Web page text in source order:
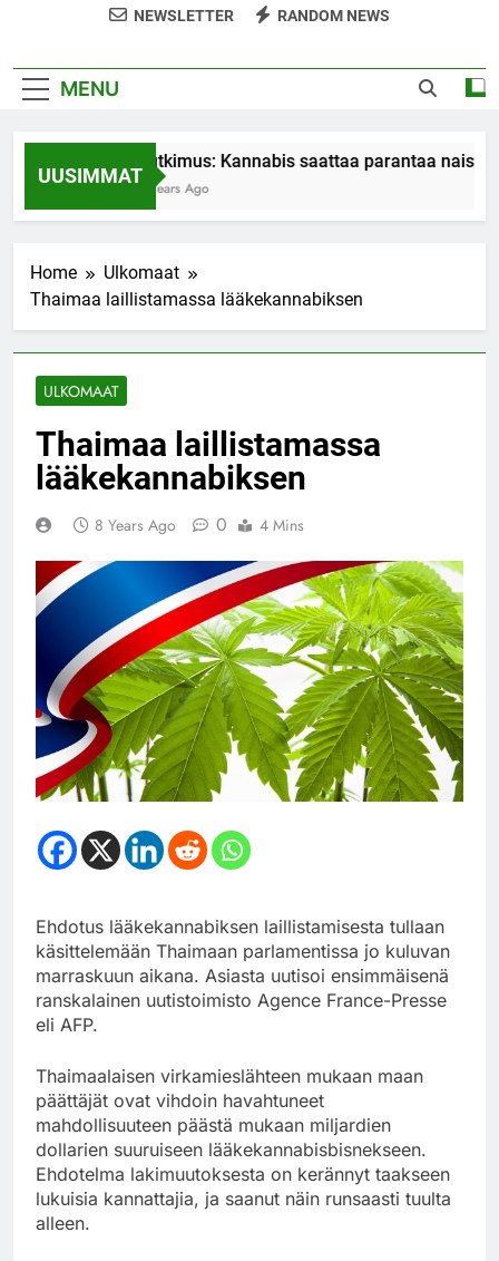
NEWSLETTER RANDOM NEWS
MENU
UUSIMMAT
Tutkimus: Kannabis saattaa parantaa naisten
7 Years Ago
Home
Ulkomaat
Thaimaa laillistamassa lääkekannabiksen
ULKOMAAT
Thaimaa laillistamassa
lääkekannabiksen
8 Years Ago 0 4 Mins
Ehdotus lääkekannabiksen laillistamisesta tullaan
käsittelemään Thaimaan parlamentissa jo kuluvan
marraskuun aikana. Asiasta uutisoi ensimmäisenä
ranskalainen uutistoimisto Agence France-Presse
eli AFP.
Thaimaalaisen virkamieslähteen mukaan maan
päättäjät ovat vihdoin havahtuneet
mahdollisuuteen päästä mukaan miljardien
dollarien suuruiseen lääkekannabisbisnekseen.
Ehdotelma lakimuutoksesta on kerännyt taakseen
lukuisia kannattajia, ja saanut näin runsaasti tuulta
alleen.